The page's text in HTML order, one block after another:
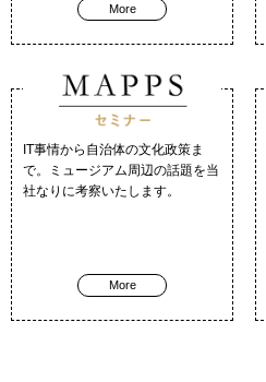
More
IT事情から自治体の文化政策ま
で。ミュージアム周辺の話題を当
社なりに考察いたします。
More